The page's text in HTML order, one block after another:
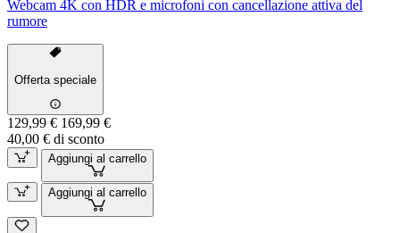
Webcam 4K con HDR e microfoni con cancellazione attiva del
rumore
Offerta speciale
129,99 € 169,99 €
40,00 € di sconto
Aggiungi al carrello
Aggiungi al carrello